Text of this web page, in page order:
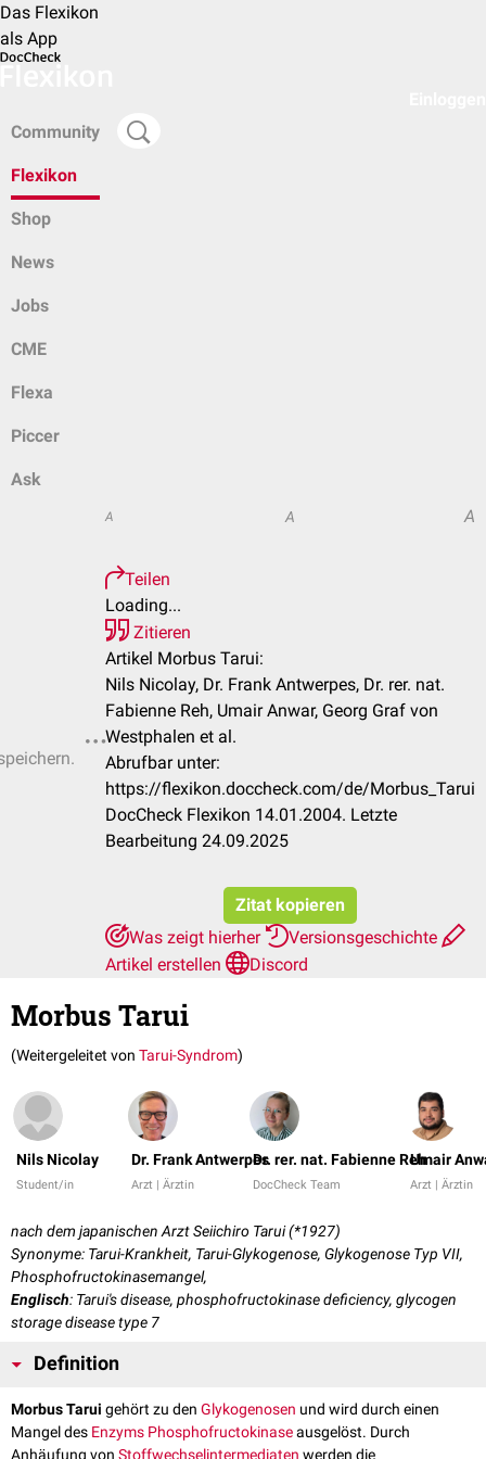
Das Flexikon
als App
Community
Flexikon
Shop
News
Jobs
CME
Flexa
Piccer
Ask
A A A
Teilen
Loading...
Zitieren
Artikel Morbus Tarui:
Nils Nicolay, Dr. Frank Antwerpes, Dr. rer. nat.
Fabienne Reh, Umair Anwar, Georg Graf von
Westphalen et al.
Abrufbar unter:
https://flexikon.doccheck.com/de/Morbus_Tarui
DocCheck Flexikon 14.01.2004. Letzte
Bearbeitung 24.09.2025
Zitat kopieren
Was zeigt hierher
Versionsgeschichte
Artikel erstellen
Discord
Morbus Tarui
(Weitergeleitet von Tarui-Syndrom)
Nils Nicolay
Student/in
Dr. Frank Antwerpes
Arzt | Ärztin
Dr. rer. nat. Fabienne Reh
DocCheck Team
Umair
Arzt | Ärztin
nach dem japanischen Arzt Seiichiro Tarui (*1927)
Synonyme: Tarui-Krankheit, Tarui-Glykogenose, Glykogenose Typ VII,
Phosphofructokinasemangel,
Englisch: Tarui's disease, phosphofructokinase deficiency, glycogen
storage disease type 7
Definition
Morbus Tarui gehört zu den Glykogenosen und wird durch einen
Mangel des Enzyms Phosphofructokinaseausgelöst. Durch
Anhäufung von Stoffwechselintermediaten werden die